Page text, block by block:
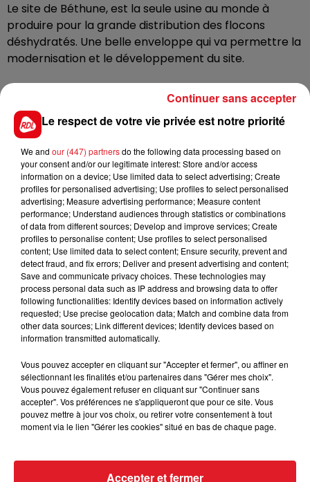
Le site de Béthune, est la seule usine au monde à
produire pour la grande distribution des flocons
déshydratés. Une belle enveloppe qui va permettre la
modernisation et le développement du site.
FIL D'ACTUS
15 juillet 2026
BÉTHUNE: ENQUÊTE POUR HOMICIDE
VOLONTAIRE EN COURS, APRÈS LA...
Selon les premiers éléments, le logement servait
à des prostituées
13 juillet 2026
LA BASE DE LOISIRS
Le respect de votre vie privée est notre priorité
We and our (447) partnersdo the following data processing based on
your consent and/or our legitimate interest: Store and/or access
information on a device; Use limited data to select advertising; Create
profiles for personalised advertising; Use profiles to select personalised
advertising; Measure advertising performance; Measure content
performance; Understand audiences through statistics or combinations
of data from different sources; Develop and improve services; Create
profiles to personalise content; Use profiles to select personalised
content; Use limited data to select content; Ensure security, prevent and
detect fraud, and fix errors; Deliver and present advertising and content;
Save and communicate privacy choices. These technologies may
process personal data such as IP address and browsing data to offer
following functionalities: Identify devices based on information actively
requested; Use precise geolocation data; Match and combine data from
other data sources; Link different devices; Identify devices based on
information transmitted automatically.
Vous pouvez accepter en cliquant sur "Accepter et fermer", ou affiner en
sélectionnant les finalités et/ou partenaires dans "Gérer mes choix".
Vous pouvez également refuser en cliquant sur "Continuer sans
accepter". Vos préférences ne s'appliqueront que pour ce site. Vous
pouvez mettre à jour vos choix, ou retirer votre consentement à tout
moment via le lien "Gérer les cookies" situé en bas de chaque page.
Accepter et fermer
Continuer sans accepter